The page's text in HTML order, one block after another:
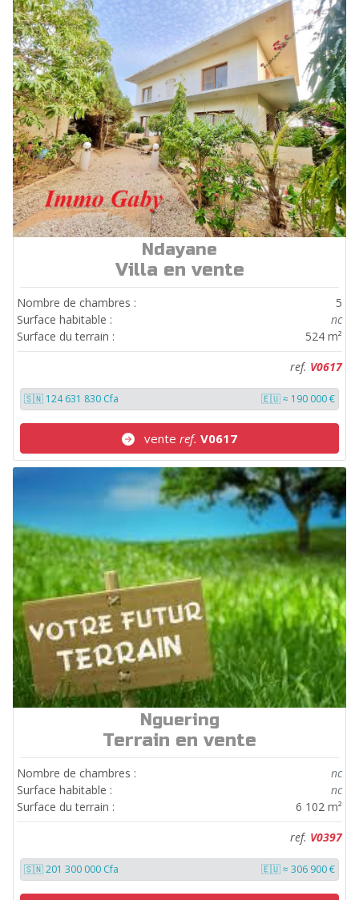
V0617
Ndayane
Villa en vente
Nombre de chambres :
5
Surface habitable :
nc
Surface du terrain :
524 m²
ref. V0617
🇸🇳 124 631 830 Cfa 🇪🇺 ≈ 190 000 €
vente ref. V0617
ref.
Nguering
Terrain en vente
Nombre de chambres :
nc
Surface habitable :
nc
Surface du terrain :
6 102 m²
ref. V0397
🇸🇳 201 300 000 Cfa 🇪🇺 ≈ 306 900 €